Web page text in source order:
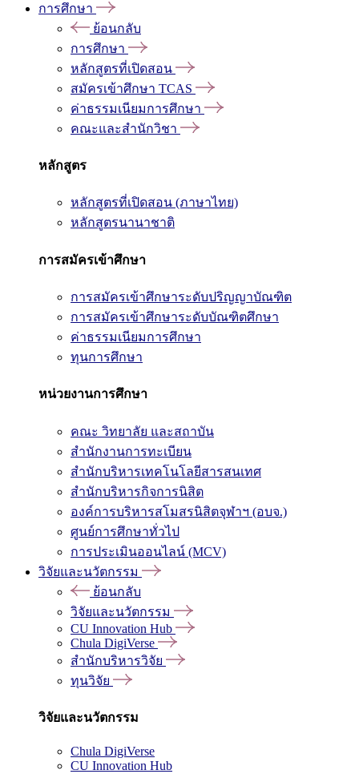
การศึกษา
ย้อนกลับ
การศึกษา
หลักสูตรที่เปิดสอน
สมัครเข้าศึกษา TCAS
ค่าธรรมเนียมการศึกษา
คณะและสำนักวิชา
หลักสูตร
หลักสูตรที่เปิดสอน (ภาษาไทย)
หลักสูตรนานาชาติ
การสมัครเข้าศึกษา
การสมัครเข้าศึกษาระดับปริญญาบัณฑิต
การสมัครเข้าศึกษาระดับบัณฑิตศึกษา
ค่าธรรมเนียมการศึกษา
ทุนการศึกษา
หน่วยงานการศึกษา
คณะ วิทยาลัย และสถาบัน
สำนักงานการทะเบียน
สำนักบริหารเทคโนโลยีสารสนเทศ
สำนักบริหารกิจการนิสิต
องค์การบริหารสโมสรนิสิตจุฬาฯ (อบจ.)
ศูนย์การศึกษาทั่วไป
การประเมินออนไลน์ (MCV)
วิจัยและนวัตกรรม
ย้อนกลับ
วิจัยและนวัตกรรม
CU Innovation Hub
Chula DigiVerse
สำนักบริหารวิจัย
ทุนวิจัย
วิจัยและนวัตกรรม
Chula DigiVerse
CU Innovation Hub